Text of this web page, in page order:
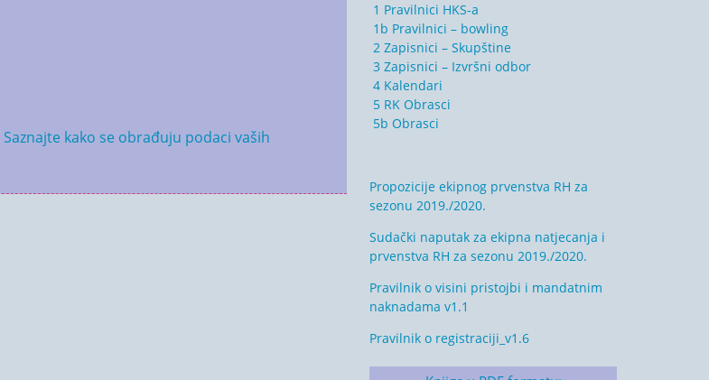
Saznajte kako se obrađuju podaci vaših
1 Pravilnici HKS-a
1b Pravilnici – bowling
2 Zapisnici – Skupštine
3 Zapisnici – Izvršni odbor
4 Kalendari
5 RK Obrasci
5b Obrasci
Propozicije ekipnog prvenstva RH za
sezonu 2019./2020.
Sudački naputak za ekipna natjecanja i
prvenstva RH za sezonu 2019./2020.
Pravilnik o visini pristojbi i mandatnim
naknadama v1.1
Pravilnik o registraciji_v1.6